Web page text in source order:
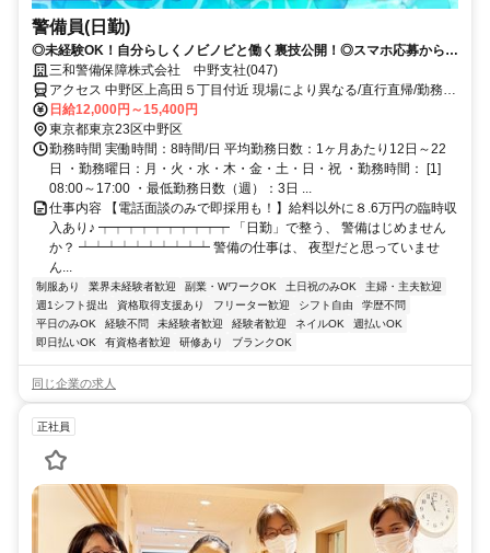
警備員(日勤)
◎未経験OK！自分らしくノビノビと働く裏技公開！◎スマホ応募から電
話面接で最短15分で内定！
三和警備保障株式会社 中野支社(047)
アクセス 中野区上高田５丁目付近 現場により異なる/直行直帰/勤務地
相談可 ■電話面接■来社不要■即日勤務
日給12,000円～15,400円
東京都東京23区中野区
勤務時間 実働時間：8時間/日 平均勤務日数：1ヶ月あたり12日～22
日 ・勤務曜日：月・火・水・木・金・土・日・祝 ・勤務時間： [1]
08:00～17:00 ・最低勤務日数（週）：3日 ...
仕事内容 【電話面談のみで即採用も！】給料以外に８.6万円の臨時収
入あり♪ ┯┯┯┯┯┯┯┯┯┯ 「日勤」で整う、 警備はじめません
か？ ┷┷┷┷┷┷┷┷┷┷ 警備の仕事は、 夜型だと思っていませ
ん...
制服あり 業界未経験者歓迎 副業・WワークOK 土日祝のみOK
主婦・主夫歓迎
週1シフト提出
資格取得支援あり フリーター歓迎 シフト自由
学歴不問
平日のみOK
経験不問 未経験者歓迎 経験者歓迎 ネイルOK
週払いOK
即日払いOK
有資格者歓迎 研修あり ブランクOK
同じ企業の求人
正社員